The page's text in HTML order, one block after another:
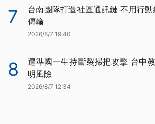
7
台南團隊打造社區通訊鏈 不用行
傳輸
2026/8/7 19:40
8
遭準國一生持斷裂掃把攻擊 台中
明風險
2026/8/7 12:34